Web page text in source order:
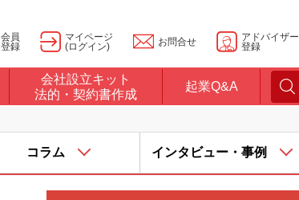
会員
登録
マイページ
(ログイン)
お問合せ
アドバイザー
登録
会社設立キット
法的・契約書作成
起業Q&A
コラム インタビュー・事例